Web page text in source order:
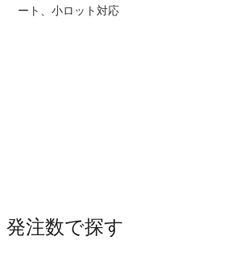
発注数で探す
ート、小ロット対応